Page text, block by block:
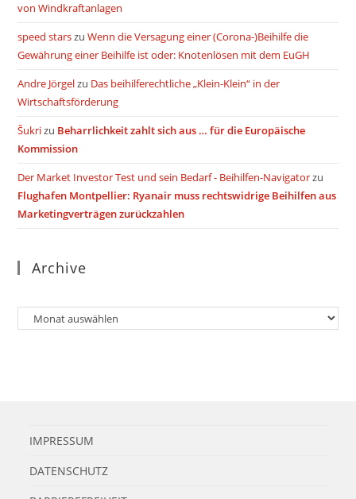
von Windkraftanlagen
speed starszuWenn die Versagung einer (Corona-)Beihilfe die
Gewährung einer Beihilfe ist oder: Knotenlösen mit dem EuGH
Andre Jörgelzu Das beihilferechtliche „Klein-Klein“ in der
Wirtschaftsförderung
Šukrizu Beharrlichkeit zahlt sich aus … für die Europäische
Kommission
Der Market Investor Test und sein Bedarf - Beihilfen-Navigatorzu
Flughafen Montpellier: Ryanair muss rechtswidrige Beihilfen aus
Marketingverträgen zurückzahlen
Archive
Archiv
IMPRESSUM
DATENSCHUTZ